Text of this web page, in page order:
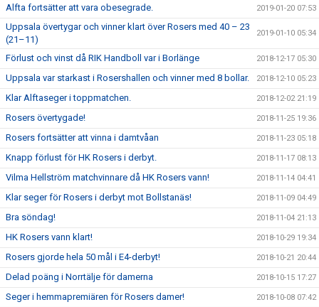
Alfta fortsätter att vara obesegrade. 2019-01-20 07:53
Uppsala övertygar och vinner klart över Rosers med 40 – 23
(21–11)
2019-01-10 05:34
Förlust och vinst då RIK Handboll var i Borlänge 2018-12-17 05:30
Uppsala var starkast i Rosershallen och vinner med 8 bollar. 2018-12-10 05:23
Klar Alftaseger i toppmatchen. 2018-12-02 21:19
Rosers övertygade! 2018-11-25 19:36
Rosers fortsätter att vinna i damtvåan 2018-11-23 05:18
Knapp förlust för HK Rosers i derbyt. 2018-11-17 08:13
Vilma Hellström matchvinnare då HK Rosers vann! 2018-11-14 04:41
Klar seger för Rosers i derbyt mot Bollstanäs! 2018-11-09 04:49
Bra söndag! 2018-11-04 21:13
HK Rosers vann klart! 2018-10-29 19:34
Rosers gjorde hela 50 mål i E4-derbyt! 2018-10-21 20:44
Delad poäng i Norrtälje för damerna 2018-10-15 17:27
Seger i hemmapremiären för Rosers damer! 2018-10-08 07:42